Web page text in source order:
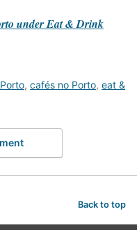
under Eat & Drink
, cafés no Porto, eat &
Back to top